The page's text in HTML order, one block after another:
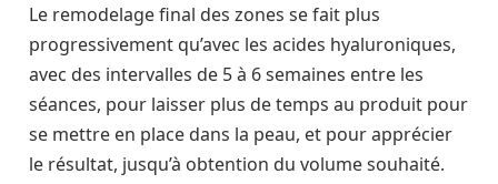
Le remodelage final des zones se fait plus
progressivement qu’avec les acides hyaluroniques,
avec des intervalles de 5 à 6 semaines entre les
séances, pour laisser plus de temps au produit pour
se mettre en place dans la peau, et pour apprécier
le résultat, jusqu’à obtention du volume souhaité.